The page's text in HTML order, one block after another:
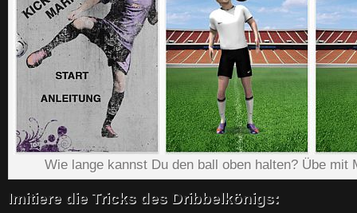
Wie lange kannst Du den ball oben halten? Übe mit
Imitiere die Tricks des Dribbelkönigs: